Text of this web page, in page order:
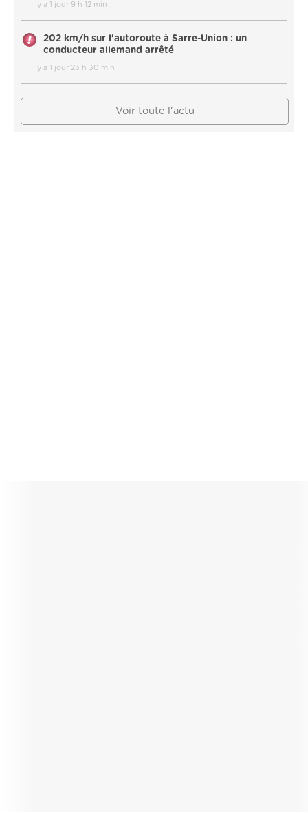
il y a 1 jour 9 h 12 min
202 km/h sur l'autoroute à Sarre-Union : un
conducteur allemand arrêté
il y a 1 jour 23 h 30 min
Voir toute l'actu